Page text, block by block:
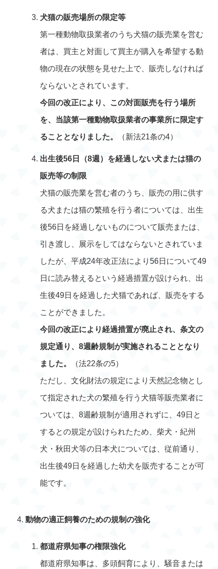
犬猫の販売場所の限定等
第一種動物取扱業者のうち犬猫の販売業を営む
者は、買主と対面して買主が購入を希望する動
物の現在の状態を見せた上で、販売しなければ
ならないとされています。
今回の改正により、この対面販売を行う場所
を、当該第一種動物取扱業者の事業所に限定す
ることとなりました。 （新法21条の4）
出生後56日（8週）を経過しない犬または猫の
販売等の制限
犬猫の販売業を営む者のうち、販売の用に供す
る犬または猫の繁殖を行う者については、出生
後56日を経過しないものについて販売または、
引き渡し、展示をしてはならないとされていま
したが、平成24年改正法により56日について49
日に読み替えるという経過措置が設けられ、出
生後49日を経過した犬猫であれば、販売をする
ことができました。
今回の改正により経過措置が廃止され、条文の
規定通り、8週齢規制が実施されることとなり
ました。 （法22条の5）
ただし、文化財法の規定により天然記念物とし
て指定された犬の繁殖を行う犬猫等販売業者に
ついては、8週齢規制が適用されずに、49日と
するとの規定が設けられたため、柴犬・紀州
犬・秋田犬等の日本犬については、従前通り、
出生後49日を経過した幼犬を販売することが可
能です。
動物の適正飼養のための規制の強化
都道府県知事の権限強化
都道府県知事は、多頭飼育により、騒音または